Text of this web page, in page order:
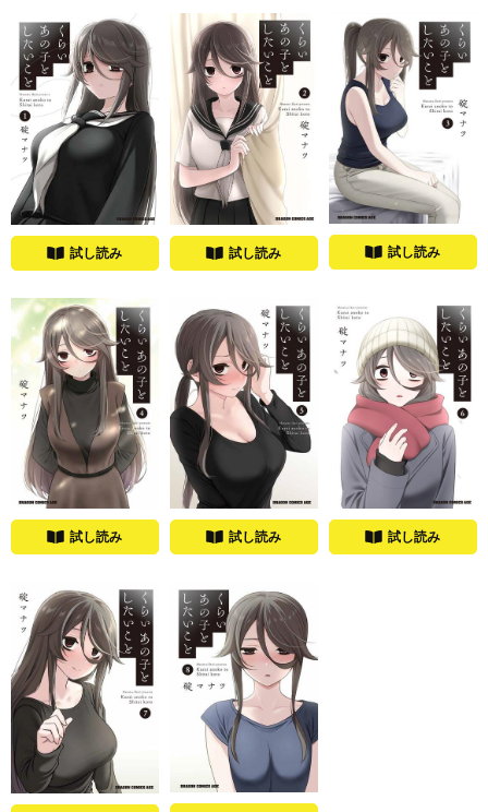
試し読み 試し読み 試し読み
試し読み 試し読み 試し読み